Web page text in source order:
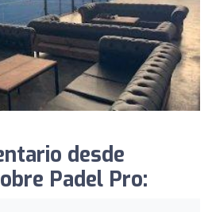
desde
Padel Pro: